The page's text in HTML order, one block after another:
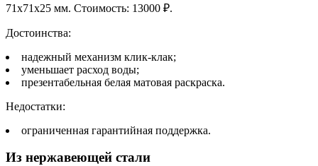
71х71х25 мм. Стоимость: 13000 ₽.
Достоинства:
надежный механизм клик-клак;
уменьшает расход воды;
презентабельная белая матовая раскраска.
Недостатки:
ограниченная гарантийная поддержка.
Из нержавеющей стали